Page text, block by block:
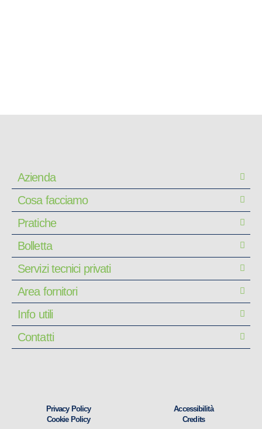
Azienda
Cosa facciamo
Pratiche
Bolletta
Servizi tecnici privati
Area fornitori
Info utili
Contatti
Privacy Policy
Cookie Policy
Accessibilità
Credits